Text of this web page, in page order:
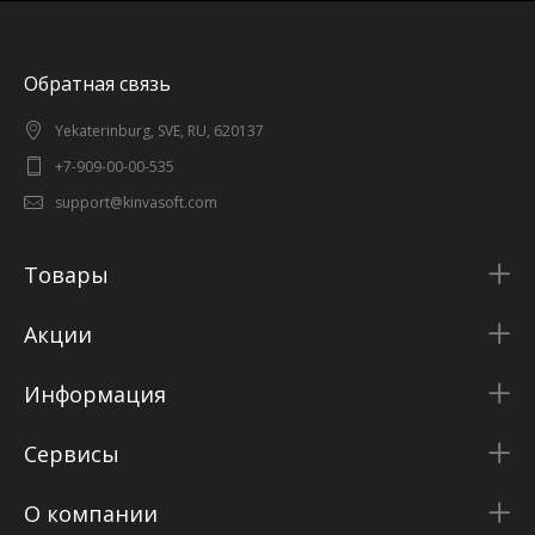
Обратная связь
Yekaterinburg, SVE, RU, 620137
+7-909-00-00-535
support@kinvasoft.com
Товары
Акции
Информация
Сервисы
О компании